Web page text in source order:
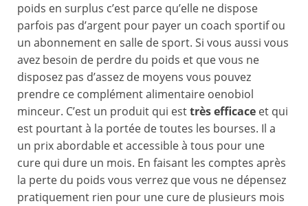
poids en surplus c’est parce qu’elle ne dispose
parfois pas d’argent pour payer un coach sportif ou
un abonnement en salle de sport. Si vous aussi vous
avez besoin de perdre du poids et que vous ne
disposez pas d’assez de moyens vous pouvez
prendre ce complément alimentaire oenobiol
minceur. C’est un produit qui esttrès efficace et qui
est pourtant à la portée de toutes les bourses. Il a
un prix abordable et accessible à tous pour une
cure qui dure un mois. En faisant les comptes après
la perte du poids vous verrez que vous ne dépensez
pratiquement rien pour une cure de plusieurs mois